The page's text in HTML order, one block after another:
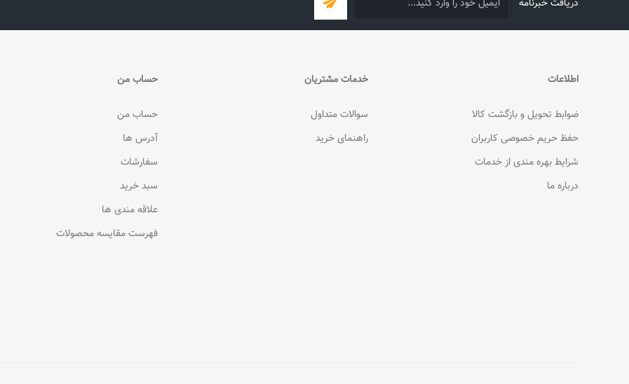
دریافت خبرنامه
اطلاعات
ضوابط تحویل و بازگشت کالا
حفظ حریم خصوصی کاربران
شرایط بهره مندی از خدمات
درباره ما
خدمات مشتریان
سوالات متداول
راهنمای خرید
حساب من
حساب من
آدرس ها
سفارشات
سبد خرید
علاقه مندی ها
فهرست مقایسه محصولات